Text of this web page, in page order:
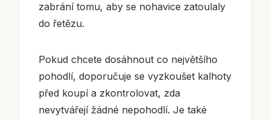
zabrání tomu, aby se nohavice zatoulaly
do řetězu.
Pokud chcete dosáhnout co největšího
pohodlí, doporučuje se vyzkoušet kalhoty
před koupí a zkontrolovat, zda
nevytvářejí žádné nepohodlí. Je také